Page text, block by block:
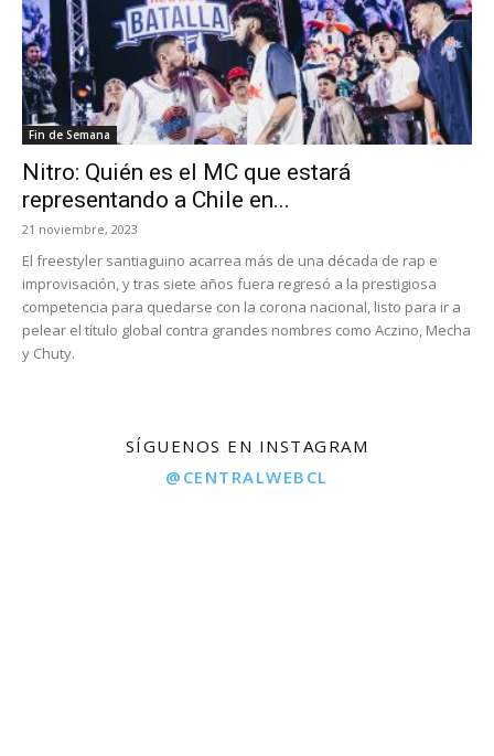
Fin de Semana
Nitro: Quién es el MC que estará
representando a Chile en...
21 noviembre, 2023
El freestyler santiaguino acarrea más de una década de rap e
improvisación, y tras siete años fuera regresó a la prestigiosa
competencia para quedarse con la corona nacional, listo para ir a
pelear el título global contra grandes nombres como Aczino, Mecha
y Chuty.
SÍGUENOS EN INSTAGRAM
@CENTRALWEBCL